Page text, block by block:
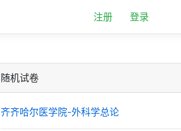
注册 登录
随机试卷
齐齐哈尔医学院-外科学总论